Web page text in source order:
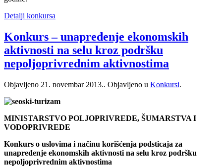
Detalji konkursa
Konkurs – unapređenje ekonomskih
aktivnosti na selu kroz podršku
nepoljoprivrednim aktivnostima
Objavljeno 21. novembar 2013.. Objavljeno u Konkursi.
MINISTARSTVO POLJOPRIVREDE, ŠUMARSTVA I
VODOPRIVREDE
Konkurs o uslovima i načinu korišćenja podsticaja za
unapređenje ekonomskih aktivnosti na selu kroz podršku
nepoljoprivrednim aktivnostima